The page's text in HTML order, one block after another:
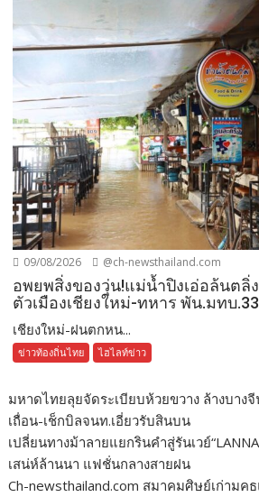
09/08/2026 @ch-newsthailand.com
อพยพสิ่งของวุ่น!แม่น้ำปิงเอ่อล้นตลิ่
ตัวเมืองเชียงใหม่-ทหาร พัน.มทบ
เชียงใหม่-ฝนตกหน...
ข่าวท้องถิ่นไทย ไฮไลท์ข่าว
มหาดไทยลุยจัดระเบียบห้วยขวาง ล้างบาง
เถื่อน-เช็กบิลจนท.เอี่ยวรับสินบน
เปลี่ยนทางม้าลายแยกรินคำสู่รันเวย์
เสน่ห์ล้านนา แฟชั่นกลางสายฝน
Ch-newsthailand.com สมาคมศิษย์เก่ามค